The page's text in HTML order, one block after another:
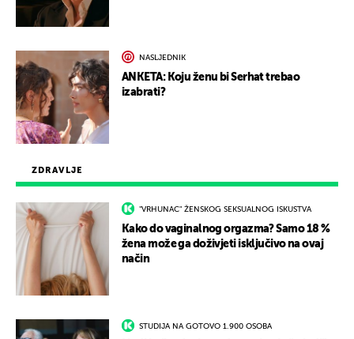
ZDRAVLJE
"VRHUNAC" ŽENSKOG SEKSUALNOG ISKUSTVA
Kako do vaginalnog orgazma? Samo 18 %
žena može ga doživjeti isključivo na ovaj
način
STUDIJA NA GOTOVO 1.900 OSOBA
NASLJEDNIK
ANKETA: Koju ženu bi Serhat trebao
izabrati?